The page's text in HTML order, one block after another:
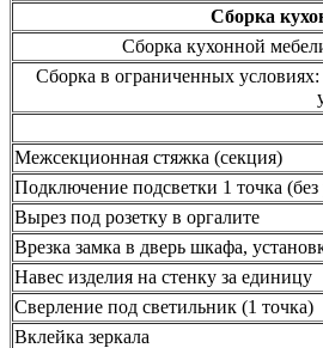
Сборка
Сборка кухонной
Сборка в ограниченных
Межсекционная стяжка (секция)
Подключение подсветки 1 точка
Вырез под розетку в оргалите
Врезка замка в дверь шкафа,
Навес изделия на стенку за единицу
Сверление под светильник (1 точка)
Вклейка зеркала